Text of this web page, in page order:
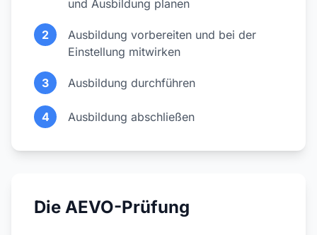
und Ausbildung planen
2
Ausbildung vorbereiten und bei der
Einstellung mitwirken
3 Ausbildung durchführen
4 Ausbildung abschließen
Die AEVO-Prüfung